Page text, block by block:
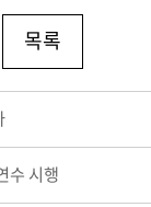
목록
수 시행